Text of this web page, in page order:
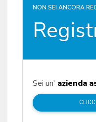
NON SEI ANCORA
Sei un' azienda